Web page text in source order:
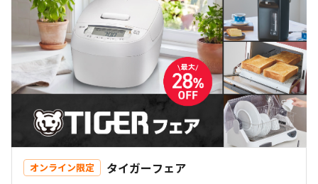
オンライン限定 タイガーフェア